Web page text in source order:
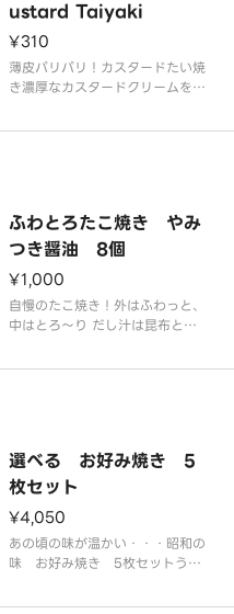
ustard Taiyaki
¥310
薄皮パリパリ！カスタードたい焼
き濃厚なカスタードクリームを使
py skin！ Custard taiyaki wit
ふわとろたこ焼き やみ
つき醤油 8個
¥1,000
自慢のたこ焼き！外はふわっと、
中はとろ～り だし汁は昆布とか
やみつき醤油味！
選べる お好み焼き 5
枚セット
¥4,050
あの頃の味が温かい・・・昭和の
味 お好み焼き 5枚セットうす
ダン焼き風お好み焼きです。お子